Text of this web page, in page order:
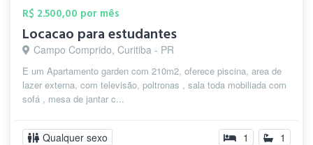
R$ 2.500,00 por mês
Locacao para estudantes
Campo Comprido, Curitiba - PR
E um Apartamento garden com 210m2, oferece piscina, area de
lazer externa, com televisão, poltronas , sala toda mobiliada com
sofá , mesa de jantar c...
Qualquer sexo 1 1